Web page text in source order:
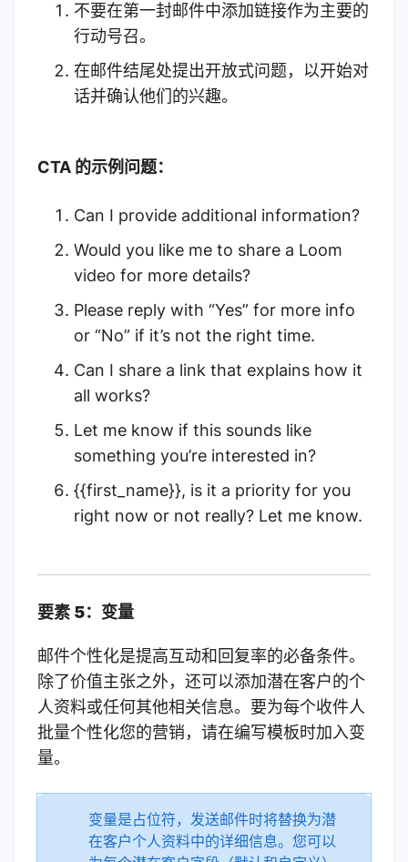
不要在第一封邮件中添加链接作为主要的
行动号召。
在邮件结尾处提出开放式问题，以开始对
话并确认他们的兴趣。
CTA 的示例问题：
Can I provide additional information?
Would you like me to share a Loom
video for more details?
Please reply with “Yes” for more info
or “No” if it’s not the right time.
Can I share a link that explains how it
all works?
Let me know if this sounds like
something you’re interested in?
{{first_name}}, is it a priority for you
right now or not really? Let me know.
要素 5：变量
邮件个性化是提高互动和回复率的必备条件。
除了价值主张之外，还可以添加潜在客户的个
人资料或任何其他相关信息。要为每个收件人
批量个性化您的营销，请在编写模板时加入变
量。
变量是占位符，发送邮件时将替换为潜
在客户个人资料中的详细信息。您可以